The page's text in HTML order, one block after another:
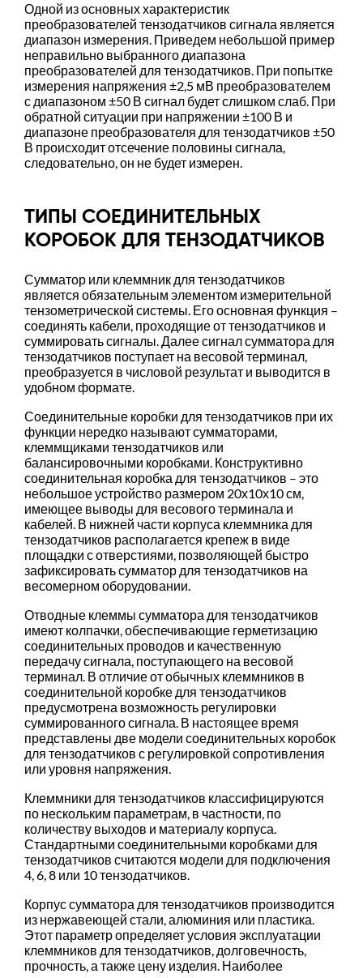
Одной из основных характеристик
преобразователей тензодатчиков сигнала является
диапазон измерения. Приведем небольшой пример
неправильно выбранного диапазона
преобразователей для тензодатчиков. При попытке
измерения напряжения ±2,5 мВ преобразователем
с диапазоном ±50 В сигнал будет слишком слаб. При
обратной ситуации при напряжении ±100 В и
диапазоне преобразователя для тензодатчиков ±50
В происходит отсечение половины сигнала,
следовательно, он не будет измерен.
ТИПЫ СОЕДИНИТЕЛЬНЫХ
КОРОБОК ДЛЯ ТЕНЗОДАТЧИКОВ
Сумматор или клеммник для тензодатчиков
является обязательным элементом измерительной
тензометрической системы. Его основная функция –
соединять кабели, проходящие от тензодатчиков и
суммировать сигналы. Далее сигнал сумматора для
тензодатчиков поступает на весовой терминал,
преобразуется в числовой результат и выводится в
удобном формате.
Соединительные коробки для тензодатчиков при их
функции нередко называют сумматорами,
клеммщиками тензодатчиков или
балансировочными коробками. Конструктивно
соединительная коробка для тензодатчиков – это
небольшое устройство размером 20х10х10 см,
имеющее выводы для весового терминала и
кабелей. В нижней части корпуса клеммника для
тензодатчиков располагается крепеж в виде
площадки с отверстиями, позволяющей быстро
зафиксировать сумматор для тензодатчиков на
весомерном оборудовании.
Отводные клеммы сумматора для тензодатчиков
имеют колпачки, обеспечивающие герметизацию
соединительных проводов и качественную
передачу сигнала, поступающего на весовой
терминал. В отличие от обычных клеммников в
соединительной коробке для тензодатчиков
предусмотрена возможность регулировки
суммированного сигнала. В настоящее время
представлены две модели соединительных коробок
для тензодатчиков с регулировкой сопротивления
или уровня напряжения.
Клеммники для тензодатчиков классифицируются
по нескольким параметрам, в частности, по
количеству выходов и материалу корпуса.
Стандартными соединительными коробками для
тензодатчиков считаются модели для подключения
4, 6, 8 или 10 тензодатчиков.
Корпус сумматора для тензодатчиков производится
из нержавеющей стали, алюминия или пластика.
Этот параметр определяет условия эксплуатации
клеммников для тензодатчиков, долговечность,
прочность, а также цену изделия. Наиболее